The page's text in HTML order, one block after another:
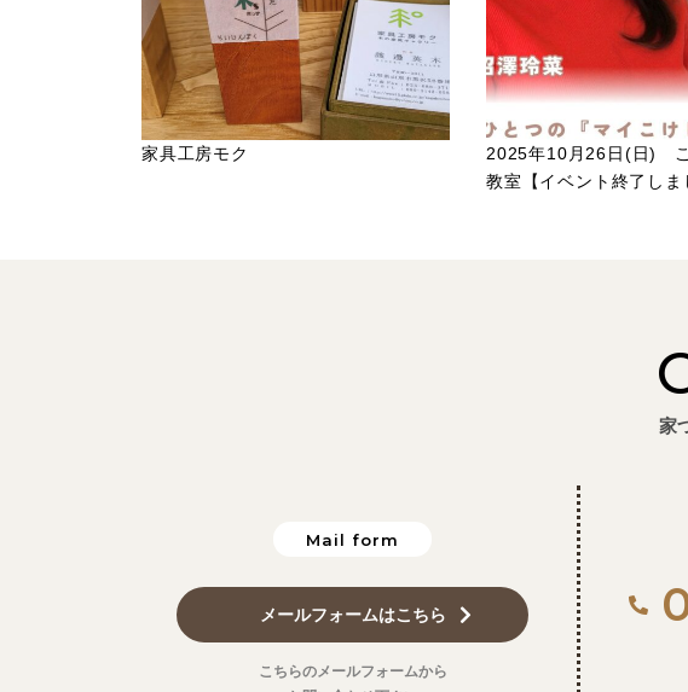
家具工房モク
2025年10月26日(日)
教室【イベント終了しま
家
Mail form
メールフォームはこちら
こちらのメールフォームから